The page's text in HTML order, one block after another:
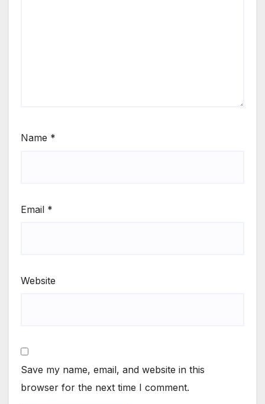
Name *
Email *
Website
Save my name, email, and website in this
browser for the next time I comment.